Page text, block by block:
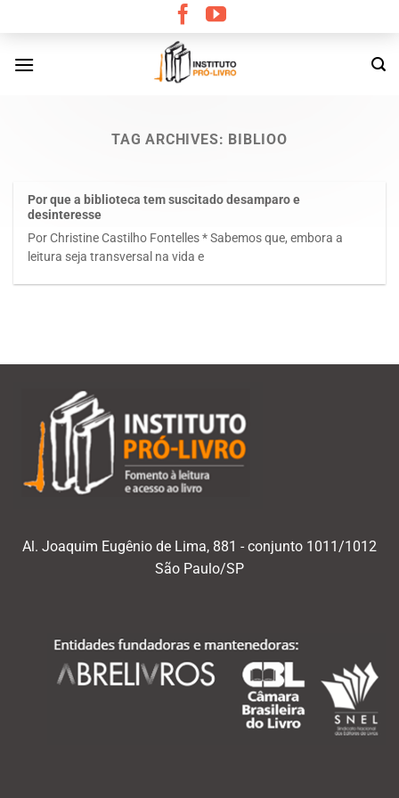
content
TAG ARCHIVES: BIBLIOO
Por que a biblioteca tem suscitado desamparo e
desinteresse
Por Christine Castilho Fontelles * Sabemos que, embora a
leitura seja transversal na vida e
Al. Joaquim Eugênio de Lima, 881 - conjunto 1011/1012
São Paulo/SP